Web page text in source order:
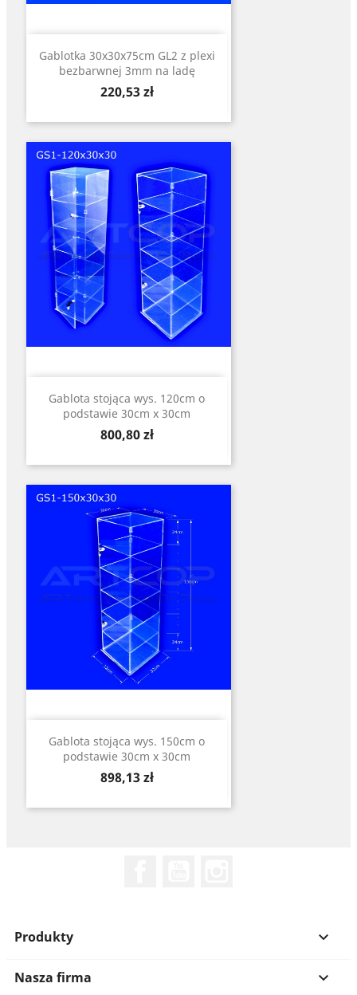
Gablotka 30x30x75cm GL2 z plexi
bezbarwnej 3mm na ladę
Cena
220,53 zł
Gablota stojąca wys. 120cm o
podstawie 30cm x 30cm
Cena
800,80 zł
Gablota stojąca wys. 150cm o
podstawie 30cm x 30cm
Cena
898,13 zł
Produkty 
Nasza firma 